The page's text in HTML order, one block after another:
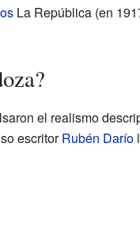
La República (en
el realismo
escritorRubén Darío